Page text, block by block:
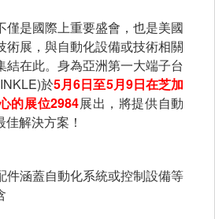
僅是國際上重要盛會，也是美國
術展，與自動化設備或技術相關
結在此。身為亞洲第一大端子台
於5月6日至5月9日在芝加
的展位2984展出，將提供自動
解決方案！
件涵蓋自動化系統或控制設備等